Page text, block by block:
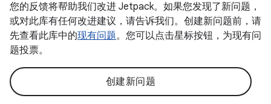
您的反馈将帮助我们改进 Jetpack。如果您发现了新问题，
或对此库有任何改进建议，请告诉我们。创建新问题前，请
先查看此库中的现有问题。您可以点击星标按钮，为现有问
题投票。
创建新问题